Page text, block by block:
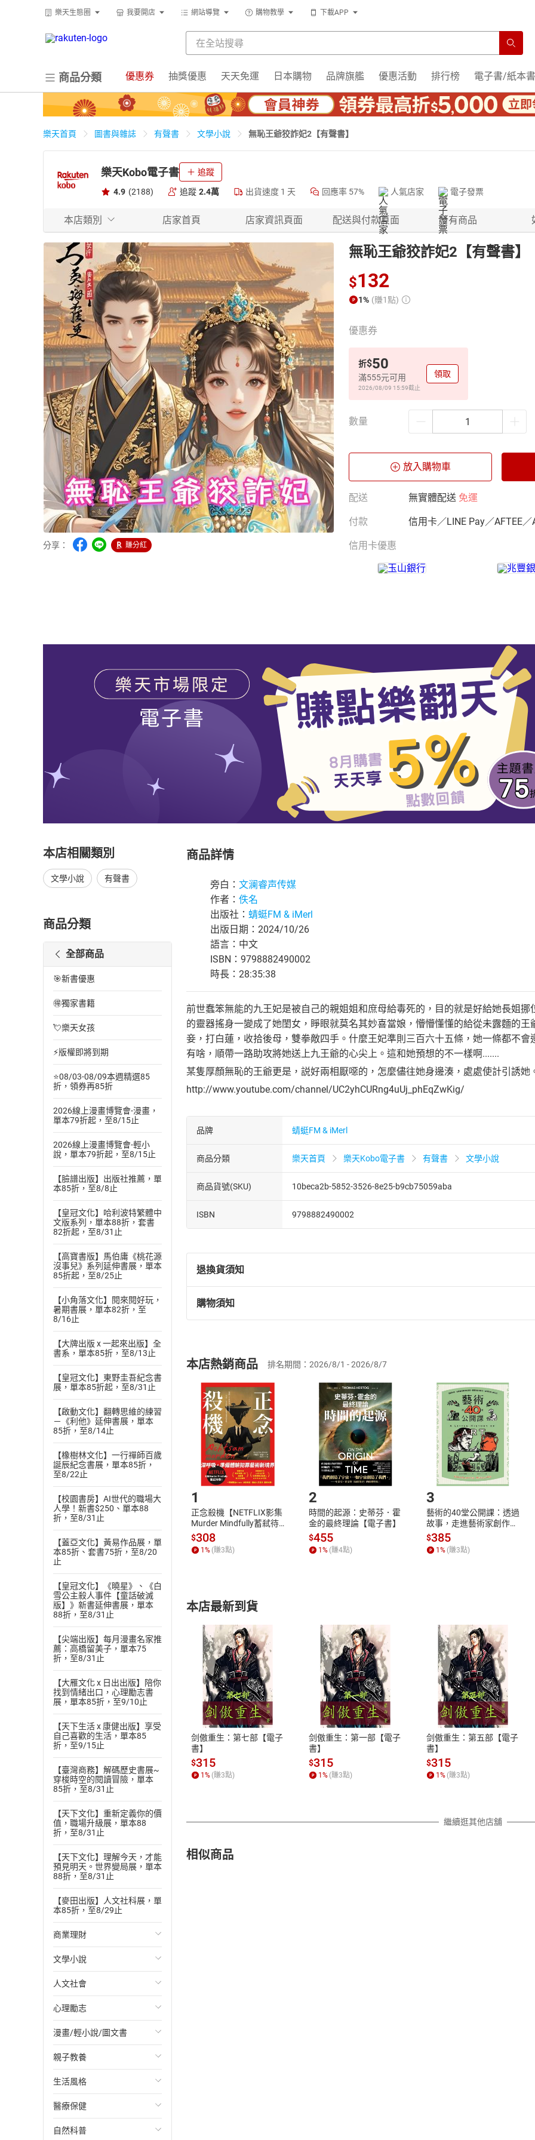
樂天生態圈 我要開店 網站導覽 購物教學 下載APP
商品分類 優惠券 抽獎優惠 天天免運 日本購物 品牌旗艦 優惠活動 排行榜 電子書/紙本書
樂天首頁 圖書與雜誌 有聲書 文學小說 無恥王爺狡詐妃2【有聲書】
樂天Kobo電子書 追蹤
4.9 (2188) 追蹤 2.4萬 出貨速度 1 天 回應率 57% 人氣店家 電子發票
本店類別 店家首頁 店家資訊頁面 配送與付款頁面 所有商品
分享： 賺分紅
無恥王爺狡詐妃2【有聲書】
$132
1% (賺1點)
優惠券
折$50
滿555元可用
2026/08/09 15:59截止
領取
數量
放入購物車
配送 無實體配送 免運
付款 信用卡／LINE Pay／AFTEE／
信用卡優惠
本店相關類別
文學小說 有聲書
商品分類
全部商品
🎯新書優惠
🉐獨家書籍
💘樂天女孩
⚡版權即將到期
⭐08/03-08/09本週精選85
折，領券再85折
2026線上漫畫博覽會-漫畫，
單本79折起，至8/15止
2026線上漫畫博覽會-輕小
說，單本79折起，至8/15止
【臉譜出版】出版社推薦，單
本85折，至8/8止
【皇冠文化】哈利波特繁體中
文版系列，單本88折，套書
82折起，至8/31止
【高寶書版】馬伯庸《桃花源
沒事兒》系列延伸書展，單本
85折起，至8/25止
【小角落文化】閱來閱好玩，
暑期書展，單本82折，至
8/16止
【大牌出版 x 一起來出版】全
書系，單本85折，至8/13止
【皇冠文化】東野圭吾紀念書
展，單本85折起，至8/31止
【啟動文化】翻轉思維的練習
－《利他》延伸書展，單本
85折，至8/14止
【橡樹林文化】一行禪師百歲
誕辰紀念書展，單本85折，
至8/22止
【校園書房】AI世代的職場大
人學！新書$250、單本88
折，至8/31止
【蓋亞文化】黃易作品展，單
本85折、套書75折，至8/20
止
【皇冠文化】《曉星》、《白
雪公主殺人事件【童話破滅
版】》新書延伸書展，單本
88折，至8/31止
【尖端出版】每月漫畫名家推
薦：高橋留美子，單本75
折，至8/31止
【大雁文化 x 日出出版】陪你
找到情緒出口，心理勵志書
展，單本85折，至9/10止
【天下生活 x 康健出版】享受
自己喜歡的生活，單本85
折，至9/15止
【臺灣商務】解碼歷史書展~
穿梭時空的閱讀冒險，單本
85折，至8/31止
【天下文化】重新定義你的價
值，職場升級展，單本88
折，至8/31止
【天下文化】理解今天，才能
預見明天。世界變局展，單本
88折，至8/31止
【麥田出版】人文社科展，單
本85折，至8/29止
商業理財
投資理財
經濟/趨勢
財務/金融
管理/領導
職場工作術
成功法
行銷/廣告
傳記
文學小說
歐美文學
日本文學
韓國文學
華文文學
經典文學
成長/家庭生活小說
懸疑/推理小說
人文社會
國際關係
政治
社會科學
台灣/中國歷史
日/韓歷史
其他歷史/史學
心理勵志
心靈成長/情緒
人際關係
兩性關係
心理學
漫畫/輕小說/圖文書
輕小說
奇幻/科幻
愛情故事
職場/社會寫實
親子教養
教育現場
兒童文學/故事
兒童科普/學習
生活風格
飲食/食譜
健身/美顏
醫療保健
健康/養生
自然科普
商品詳情
旁白： 文澜睿声传媒
作者： 佚名
出版社： 蜻蜓FM & iMerl
出版日期：2024/10/26
語言：中文
ISBN：9798882490002
時長：28:35:38
前世蠢笨無能的九王妃是被自己的親姐姐和庶母給毒死的，目的就是好給她長姐
的靈器搖身一變成了她閨女，睜眼就莫名其妙喜當娘，懵懵懂懂的給從未露麵的
妾，打白蓮，收拾後母，雙拳敵四手。什麼王妃準則三百六十五條，她一條都不
有啥，順帶一路助攻將她送上九王爺的心尖上。這和她預想的不一樣啊.......
某隻厚顏無恥的王爺更是，説好兩相厭噁的，怎麼儘往她身邊湊，處處使計引誘
http://www.youtube.com/channel/UC2yhCURng4uUj_phEqZwKig/
品牌 蜻蜓FM & iMerl
商品分類 樂天首頁 樂天Kobo電子書 有聲書 文學小說
商品貨號(SKU) 10beca2b-5852-3526-8e25-b9cb75059aba
ISBN 9798882490002
退換貨須知
退換貨規定：
(一)依消費者保護法第19條第1項後段暨通訊交易解除權合理例外情事適用
(二)消費者訂購本店鋪之商品即代表知悉本店鋪所銷售之商品為電子書，
且已下載/存取電子書，不得請求退貨退款。
退貨方式：您欲取消訂單或辦理退貨時，請登入樂天市場，並於「我的訂單
貨」，本店鋪將依您的申請進行審核，待審核通過後將為您辦理退款事宜。
請注意，樂天市場須以整筆訂單為單位進行取消/退貨，恕無法以單支商品取
購物須知
挑選商品
Choose
放入購物車
Shopping cart
登入帳號
Login
購書後，如何開始使用？
Step1.選擇閱讀載具 Step2.登入
付款方式
ATM轉帳、信用卡、LINE PAY、AFTEE
退換貨規範
本店是否提供消費者保護法七日猶
之權利，遽消費者保護法及通訊交
除權合理例外情事適用準則，依商
質各有不同規定。詳細退換貨說明
照各商品說明。
本店熱銷商品 排名期間：2026/8/1 - 2026/8/7
1
正念殺機【NETFLIX影集
Murder Mindfully蓄弒待
發】【電子書】
$308
1% (賺3點)
2
時間的起源：史蒂芬．霍
金的最終理論【電子書】
$455
1% (賺4點)
3
藝術的40堂公開課：透過
故事，走進藝術家創作現
場，看藝術如何誕生、如
何形塑人類生活【電子
書】
$385
1% (賺3點)
本店最新到貨
剑傲重生：第七部【電子
書】
$315
1% (賺3點)
剑傲重生：第一部【電子
書】
$315
1% (賺3點)
剑傲重生：第五部【電子
書】
$315
1% (賺3點)
繼續逛其他店舖
相似商品